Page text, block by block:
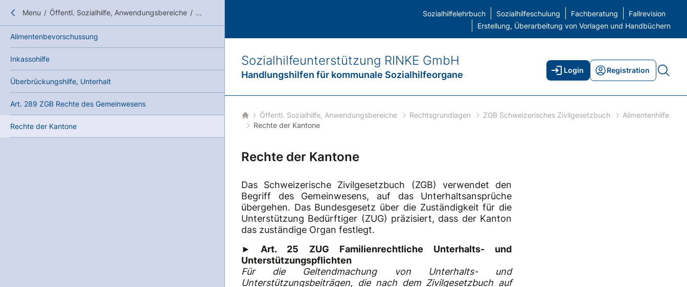
Close submenu
Menu / Öffentl. Sozialhilfe, Anwendungsbereiche / Rechtsgrundlagen Alimentenhilfe
Alimentenbevorschussung
Inkassohilfe
Überbrückungshilfe, Unterhalt
Art. 289 ZGB Rechte des Gemeinwesens
Rechte der Kantone
Sozialhilfelehrbuch Sozialhilfeschulung Fachberatung
Fallrevision
Erstellung, Überarbeitung von Vorlagen und Handbüchern
Sozialhilfeunterstützung RINKE GmbH
Handlungshilfen für kommunale Sozialhilfeorgane Login Registration
Startseite
Öffentl. Sozialhilfe, Anwendungsbereiche Rechtsgrundlagen ZGB Schweizerisches Zivilgesetzbuch
Alimentenhilfe
Rechte der Kantone
Rechte der Kantone
Das Schweizerische Zivilgesetzbuch (ZGB) verwendet den
Begriff des Gemeinwesens, auf das Unterhaltsansprüche
übergehen. Das Bundesgesetz über die Zuständigkeit für die
Unterstützung Bedürftiger (ZUG) präzisiert, dass der Kanton
das zuständige Organ festlegt.
► Art. 25 ZUG Familienrechtliche Unterhalts- und
Unterstützungspflichten
Für die Geltendmachung von Unterhalts- und
Unterstützungsbeiträgen, die nach dem Zivilgesetzbuch auf